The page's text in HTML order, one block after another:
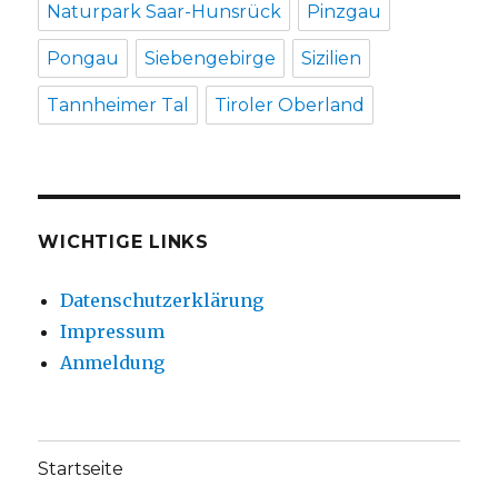
Naturpark Saar-Hunsrück Pinzgau
Pongau Siebengebirge Sizilien
Tannheimer Tal Tiroler Oberland
WICHTIGE LINKS
Datenschutzerklärung
Impressum
Anmeldung
Startseite